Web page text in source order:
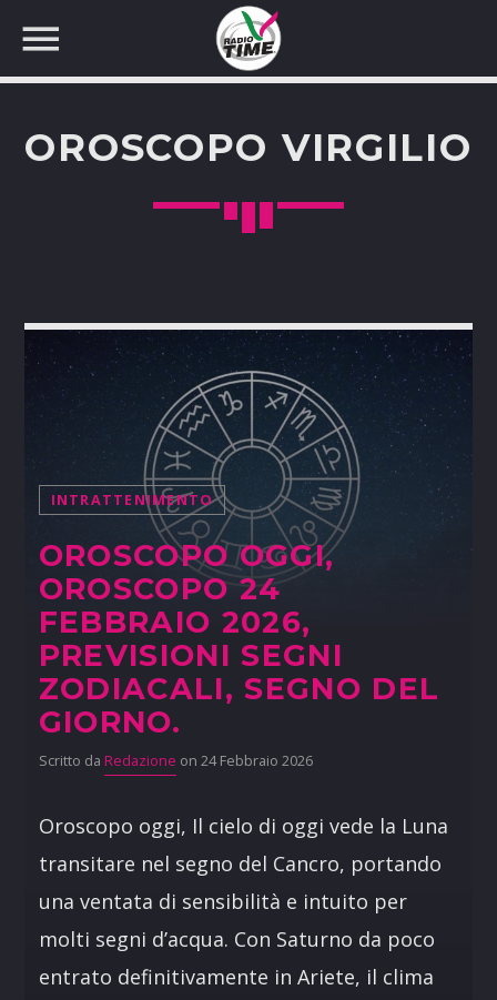
OROSCOPO VIRGILIO
INTRATTENIMENTO
OROSCOPO OGGI,
OROSCOPO 24
FEBBRAIO 2026,
PREVISIONI SEGNI
ZODIACALI, SEGNO DEL
GIORNO.
Scritto da Redazione on 24 Febbraio 2026
Oroscopo oggi, Il cielo di oggi vede la Luna
transitare nel segno del Cancro, portando
una ventata di sensibilità e intuito per
molti segni d’acqua. Con Saturno da poco
entrato definitivamente in Ariete, il clima